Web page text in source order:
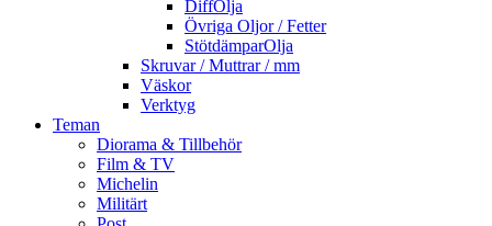
DiffOlja
Övriga Oljor / Fetter
StötdämparOlja
Skruvar / Muttrar / mm
Väskor
Verktyg
Teman
Diorama & Tillbehör
Film & TV
Michelin
Militärt